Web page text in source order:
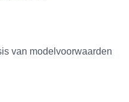
van modelvoorwaarden